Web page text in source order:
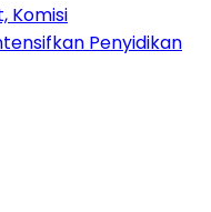
Komisi
Penyidikan